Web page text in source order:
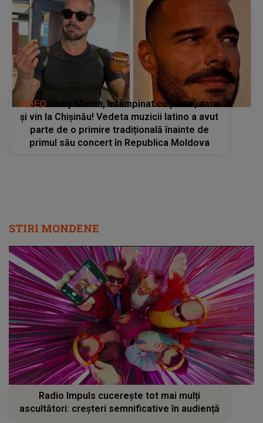
VIDEO Ricky Martin, întâmpinat cu pâine, sare
și vin la Chișinău! Vedeta muzicii latino a avut
parte de o primire tradițională înainte de
primul său concert în Republica Moldova
STIRI MONDENE
Radio Impuls cucerește tot mai mulți
ascultători: creșteri semnificative în audiență